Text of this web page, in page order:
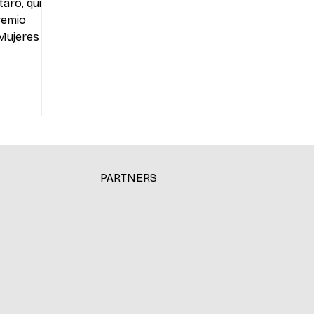
quien
en
PARTNERS